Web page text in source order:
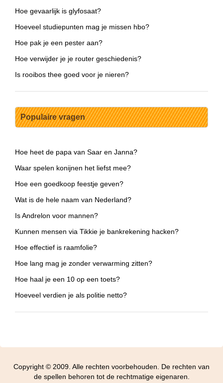
Hoe gevaarlijk is glyfosaat?
Hoeveel studiepunten mag je missen hbo?
Hoe pak je een pester aan?
Hoe verwijder je je router geschiedenis?
Is rooibos thee goed voor je nieren?
Populaire vragen
Hoe heet de papa van Saar en Janna?
Waar spelen konijnen het liefst mee?
Hoe een goedkoop feestje geven?
Wat is de hele naam van Nederland?
Is Andrelon voor mannen?
Kunnen mensen via Tikkie je bankrekening hacken?
Hoe effectief is raamfolie?
Hoe lang mag je zonder verwarming zitten?
Hoe haal je een 10 op een toets?
Hoeveel verdien je als politie netto?
Copyright © 2009. Alle rechten voorbehouden. De rechten van
de spellen behoren tot de rechtmatige eigenaren.